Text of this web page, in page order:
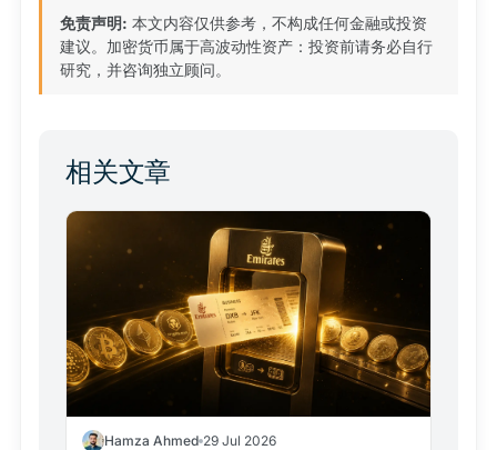
免责声明: 本文内容仅供参考，不构成任何金融或投资
建议。加密货币属于高波动性资产：投资前请务必自行
研究，并咨询独立顾问。
相关文章
Hamza Ahmed 29 Jul 2026